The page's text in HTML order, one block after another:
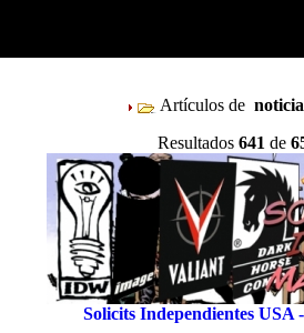
Artículos de
Resultados 641 de
Solicits Independientes USA